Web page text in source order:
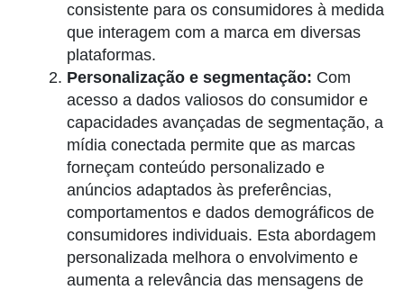
consistente para os consumidores à medida
que interagem com a marca em diversas
plataformas.
Personalização e segmentação: Com
acesso a dados valiosos do consumidor e
capacidades avançadas de segmentação, a
mídia conectada permite que as marcas
forneçam conteúdo personalizado e
anúncios adaptados às preferências,
comportamentos e dados demográficos de
consumidores individuais. Esta abordagem
personalizada melhora o envolvimento e
aumenta a relevância das mensagens de